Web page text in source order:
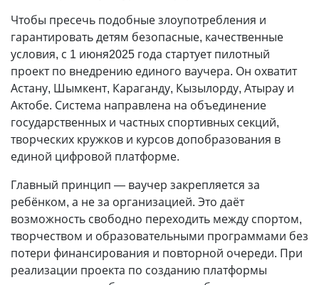
Чтобы пресечь подобные злоупотребления и
гарантировать детям безопасные, качественные
условия, с 1 июня2025 года стартует пилотный
проект по внедрению единого ваучера. Он охватит
Астану, Шымкент, Караганду, Кызылорду, Атырау и
Актобе. Система направлена на объединение
государственных и частных спортивных секций,
творческих кружков и курсов допобразования в
единой цифровой платформе.
Главный принцип — ваучер закрепляется за
ребёнком, а не за организацией. Это даёт
возможность свободно переходить между спортом,
творчеством и образовательными программами без
потери финансирования и повторной очереди. При
реализации проекта по созданию платформы